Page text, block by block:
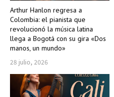
Arthur Hanlon regresa a
Colombia: el pianista que
revolucionó la música latina
llega a Bogotá con su gira «Dos
manos, un mundo»
28 julio, 2026